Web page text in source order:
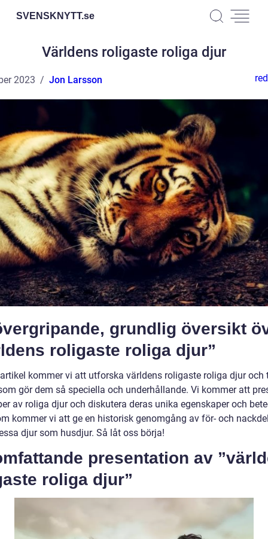
SVENSKNYTT.se
Världens roligaste roliga djur
2023 Jon Larsson
grundlig översikt
roligaste roliga djur”
kommer vi att utforska världens roligaste roliga djur och
gör dem så speciella och underhållande. Vi kommer att
av roliga djur och diskutera deras unika egenskaper och
kommer vi att ge en historisk genomgång av för- och
djur som husdjur. Så låt oss börja!
presentation av
roliga djur”